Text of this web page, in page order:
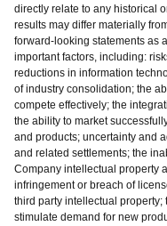
directly relate to any historical
results may differ materially
forward-looking statements as
important factors, including:
reductions in information
of industry consolidation; the
compete effectively; the
the ability to market
and products; uncertainty and
and related settlements; the
Company intellectual property
infringement or breach of
third party intellectual property;
stimulate demand for new